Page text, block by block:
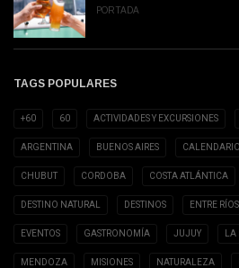
PORTADA
TAGS POPULARES
+60 60 ACTIVIDADES Y EXCURSIONES
ARGENTINA BUENOS AIRES CALENDARIO
CHUBUT CORDOBA COSTA ATLÁNTICA
DESTINO NATURAL DESTINOS ENTRE RÍOS
EVENTOS GASTRONOMÍA JUJUY
MENDOZA MISIONES NATURALEZA